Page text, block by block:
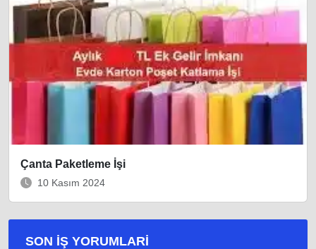
Çanta Paketleme İşi
10 Kasım 2024
SON İŞ YORUMLARI